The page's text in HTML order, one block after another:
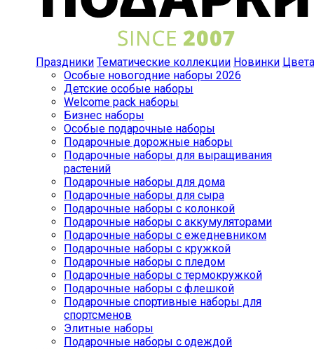
Праздники Тематические коллекции Новинки Цвета
Особые новогодние наборы 2026
Детские особые наборы
Welcome pack наборы
Бизнес наборы
Особые подарочные наборы
Подарочные дорожные наборы
Подарочные наборы для выращивания
растений
Подарочные наборы для дома
Подарочные наборы для сыра
Подарочные наборы с колонкой
Подарочные наборы с аккумуляторами
Подарочные наборы с ежедневником
Подарочные наборы с кружкой
Подарочные наборы с пледом
Подарочные наборы с термокружкой
Подарочные наборы с флешкой
Подарочные спортивные наборы для
спортсменов
Элитные наборы
Подарочные наборы с одеждой